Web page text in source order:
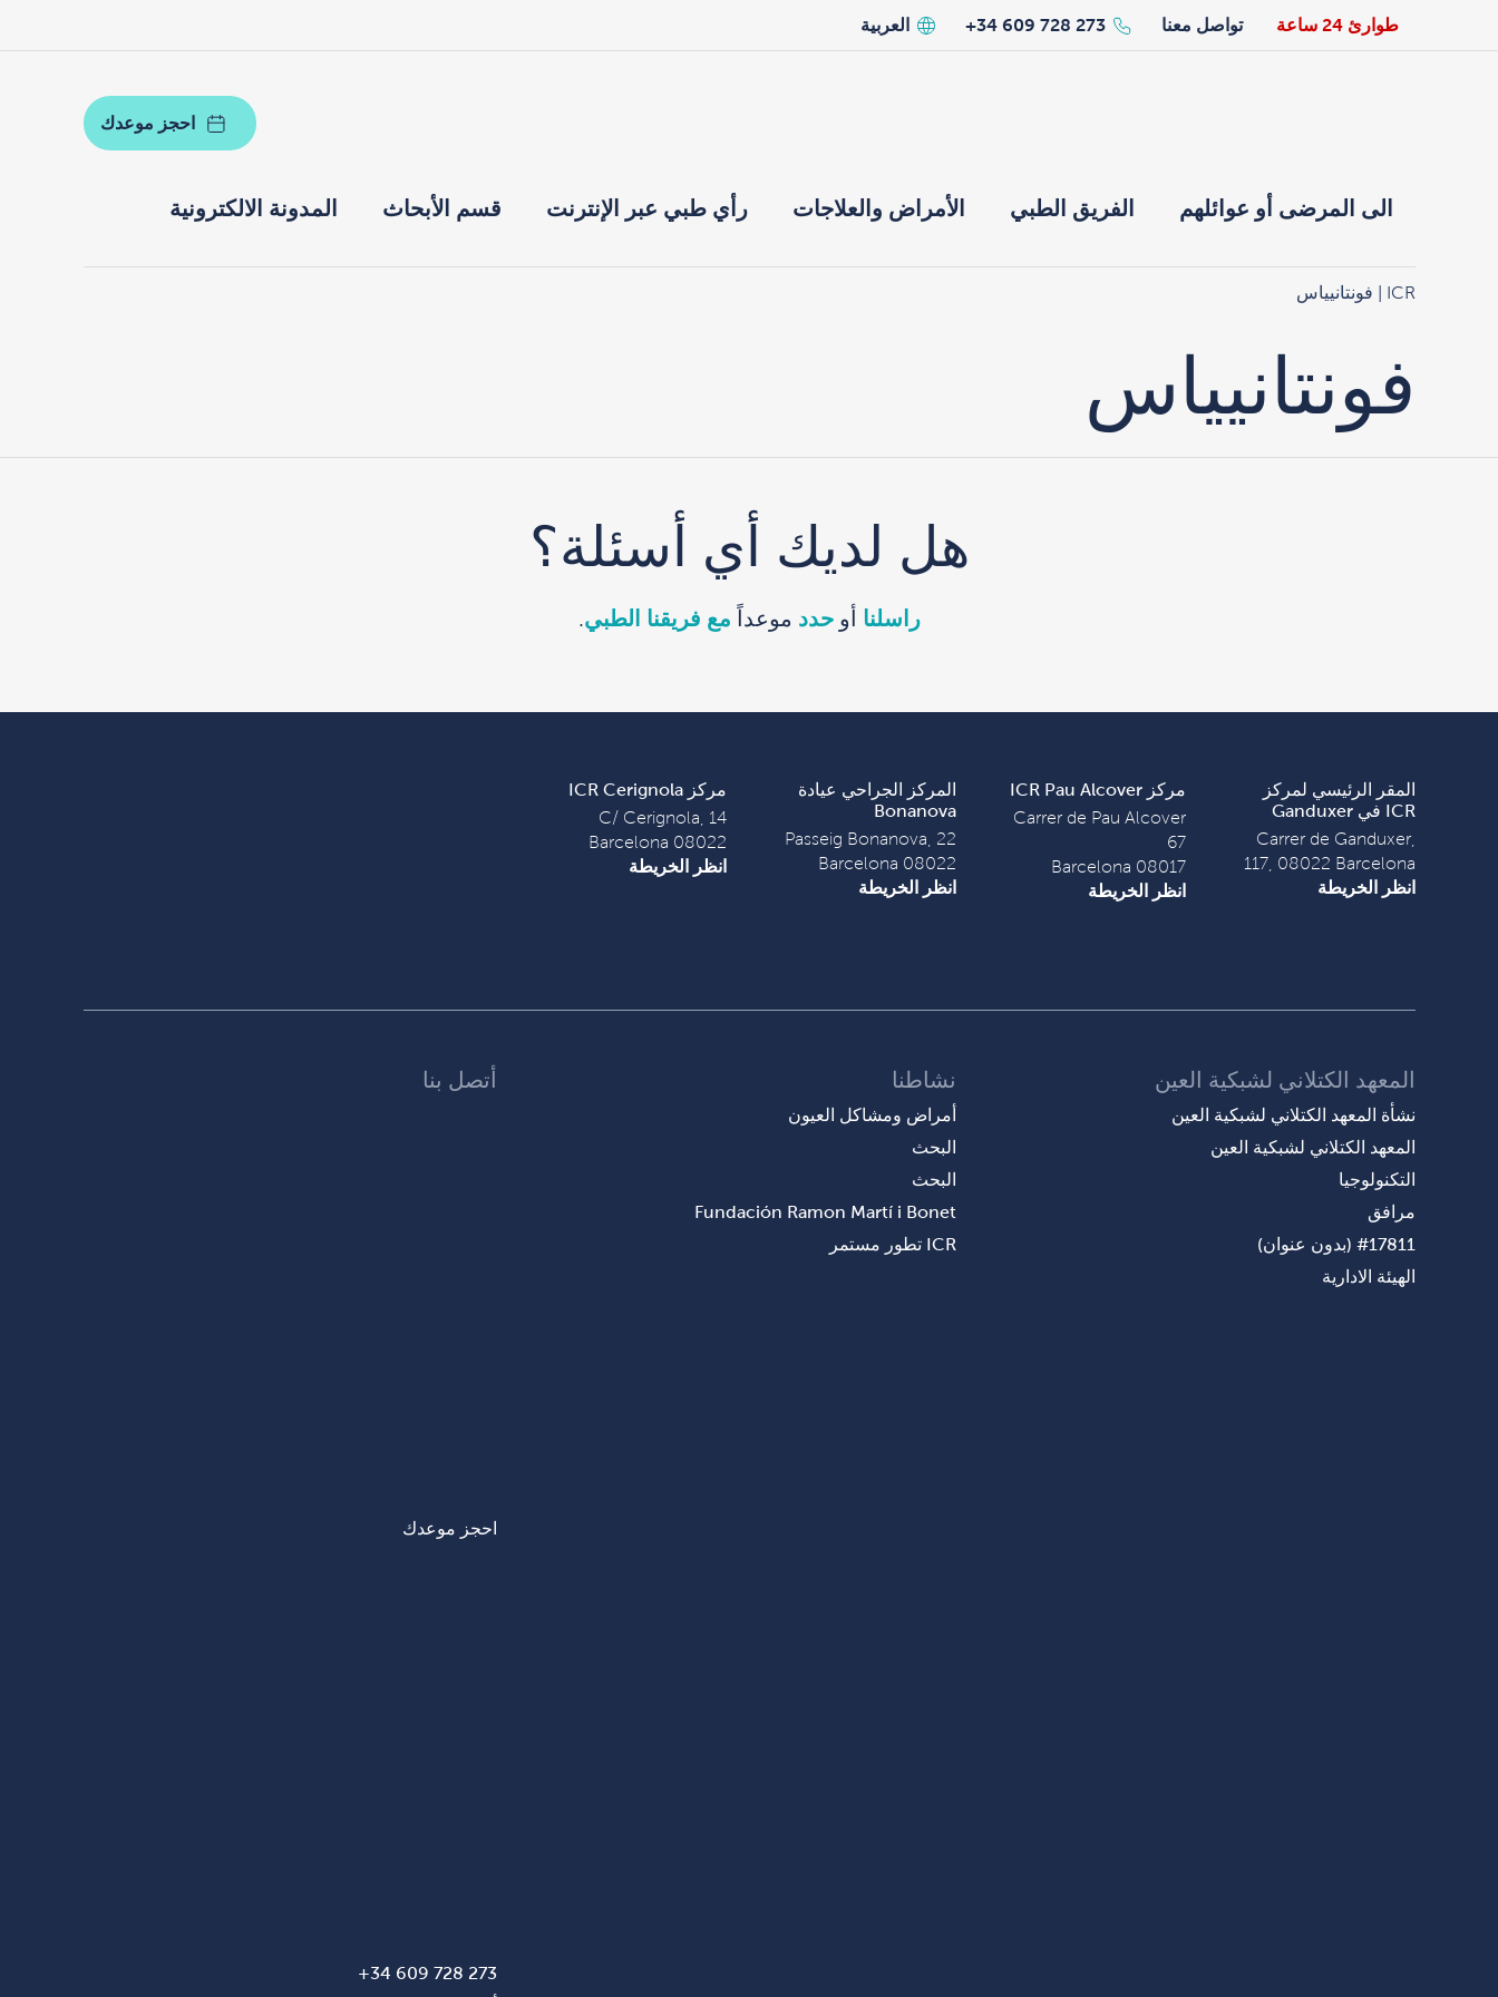
طوارئ 24 ساعة تواصل معنا 273 728 609 34+ العربية
احجز موعدك
الى المرضى أو عوائلهم الفريق الطبي الأمراض والعلاجات رأي طبي عبر الإنترنت قسم الأبحاث المدونة الالكترونية
ICR | فونتانيياس
فونتانيياس
هل لديك أي أسئلة؟
راسلنا أوحدد موعداً مع فريقنا الطبي.
المقر الرئيسي لمركز
ICR في Ganduxer
Carrer de Ganduxer,
117, 08022 Barcelona
انظر الخريطة
مركز ICR Pau Alcover
Carrer de Pau Alcover
67
08017 Barcelona
انظر الخريطة
المركز الجراحي عيادة
Bonanova
Passeig Bonanova, 22
08022 Barcelona
انظر الخريطة
مركز ICR Cerignola
C/ Cerignola, 14
08022 Barcelona
انظر الخريطة
المعهد الكتلاني لشبكية العين
نشأة المعهد الكتلاني لشبكية العين
المعهد الكتلاني لشبكية العين
التكنولوجيا
مرافق
#17811 (بدون عنوان)
الهيئة الادارية
نشاطنا
أمراض ومشاكل العيون
البحث
البحث
Fundación Ramon Martí i Bonet
ICR تطور مستمر
أتصل بنا
احجز موعدك
273 728 609 34+